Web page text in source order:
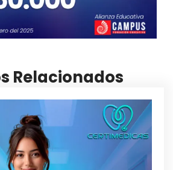
Relacionados